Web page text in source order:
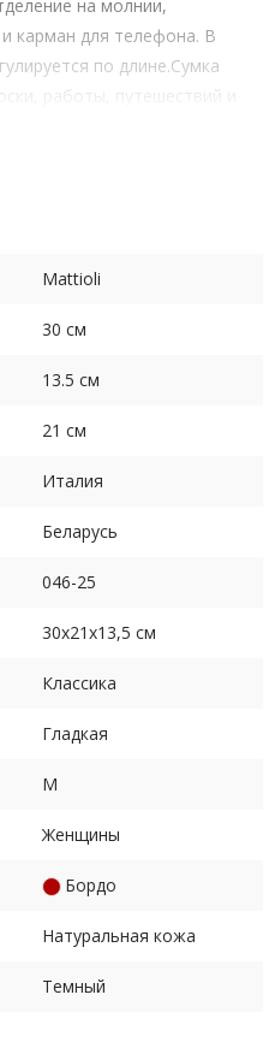
на молнии,
карман для телефона. В
по длине.Сумка
работы, путешествий и
Mattioli
30 см
13.5 см
21 см
Италия
Беларусь
046-25
30х21х13,5 см
Классика
Гладкая
M
Женщины
Бордо
Натуральная кожа
Темный